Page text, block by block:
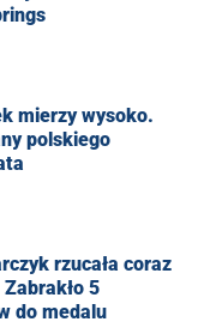
mierzy wysoko.
polskiego
rzucała coraz
5
do medalu